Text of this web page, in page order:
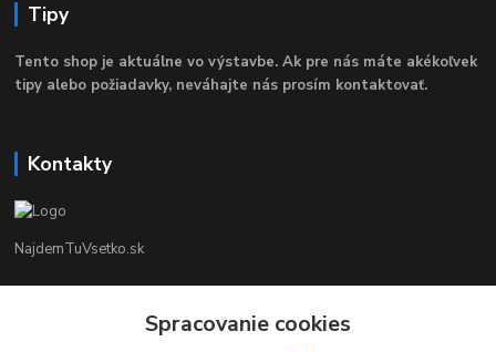
Tipy
Tento shop je aktuálne vo výstavbe. Ak pre nás máte akékoľvek
tipy alebo požiadavky, neváhajte nás prosím kontaktovať.
Kontakty
NajdemTuVsetko.sk
+421 902250190
Spracovanie cookies